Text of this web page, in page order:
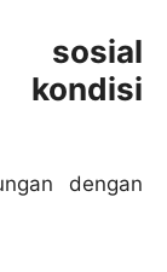
sosial
kondisi
dengan